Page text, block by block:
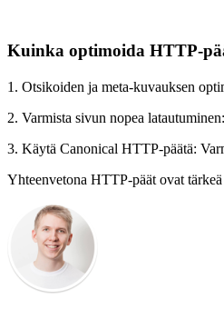
Kuinka optimoida HTTP-
1. Otsikoiden ja meta-kuvauksen
2. Varmista sivun nopea
3. Käytä Canonical HTTP-päätä:
Yhteenvetona HTTP-päät ovat